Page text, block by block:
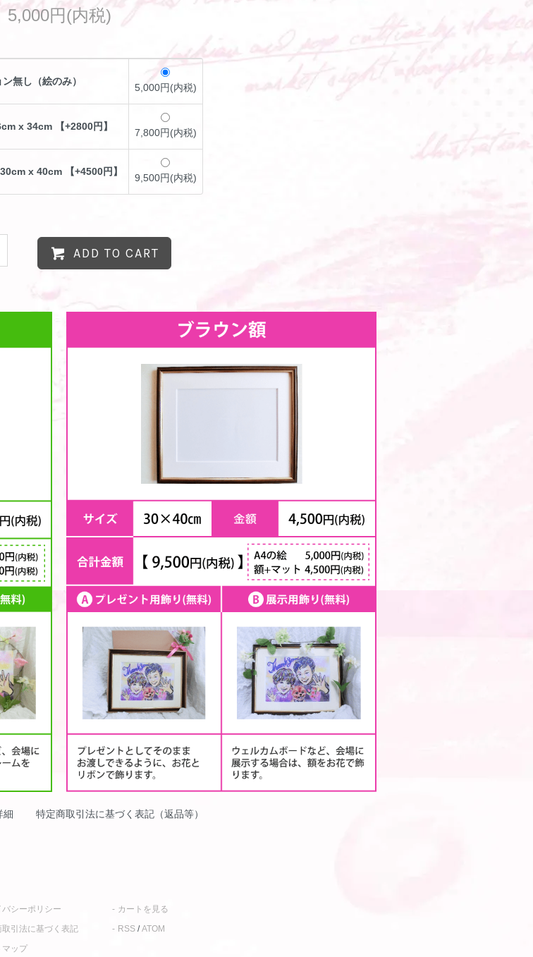
5,000円(内税)
無し（絵のみ）
5,000円(内税)
x 34cm 【+2800円】
7,800円(内税)
x 40cm 【+4500円】
9,500円(内税)
ADD TO CART
細 特定商取引法に基づく表記（返品等）
バシーポリシー
取引法に基づく表記
マップ
カートを見る
RSS/ATOM